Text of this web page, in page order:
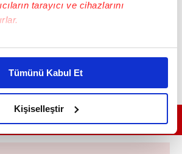
tarayıcı ve cihazlarını
halinde sizlere özel
yaşatabiliriz. Bunu yaparken
iyi bir reklam deneyimi sunmak
en iyi içerikleri sunabilmek adına
gösterdiğimizi ve bu noktada,
karşılamak noktasında tek gelir
Tümünü Kabul Et
Kişiselleştir